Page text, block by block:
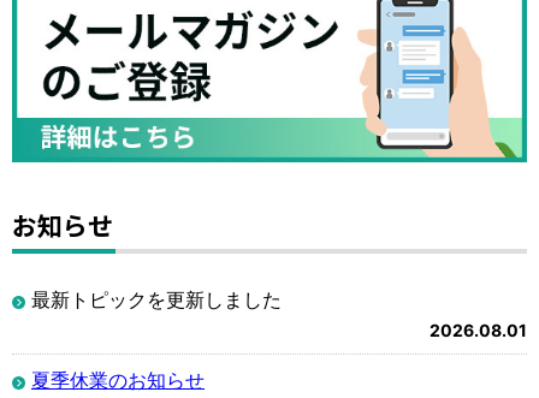
お知らせ
最新トピックを更新しました
2026.08.01
夏季休業のお知らせ